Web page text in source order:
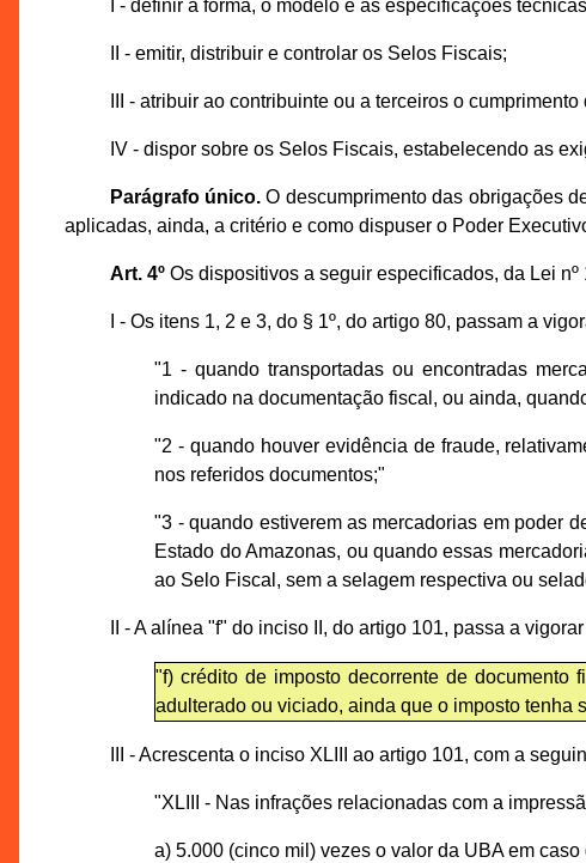
I - definir a forma, o modelo e as especificações
II - emitir, distribuir e controlar os Selos Fiscais;
III - atribuir ao contribuinte ou a terceiros o
IV - dispor sobre os Selos Fiscais, estabelecendo as
Parágrafo único. O descumprimento das obrigações
aplicadas, ainda, a critério e como dispuser o Poder
Art. 4ºOs dispositivos a seguir especificados, da Lei
I - Os itens 1, 2 e 3, do § 1º, do artigo 80, passam a
"1 - quando transportadas ou encontradas
indicado na documentação fiscal, ou ainda,
"2 - quando houver evidência de fraude,
nos referidos documentos;"
"3 - quando estiverem as mercadorias em poder
Estado do Amazonas, ou quando essas
ao Selo Fiscal, sem a selagem respectiva ou
II - A alínea "f" do inciso II, do artigo 101, passa a
"f) crédito de imposto decorrente de
adulterado ou viciado, ainda que o imposto tenha
III - Acrescenta o inciso XLIII ao artigo 101, com a
"XLIII - Nas infrações relacionadas com a
a) 5.000 (cinco mil) vezes o valor da UBA em